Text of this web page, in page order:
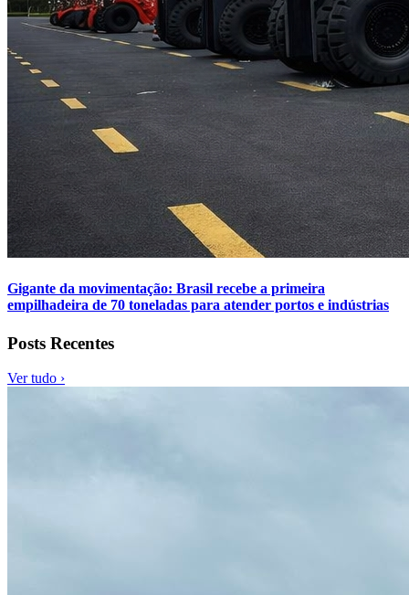
Gigante da movimentação: Brasil recebe a primeira
empilhadeira de 70 toneladas para atender portos e indústrias
Posts Recentes
Ver tudo ›